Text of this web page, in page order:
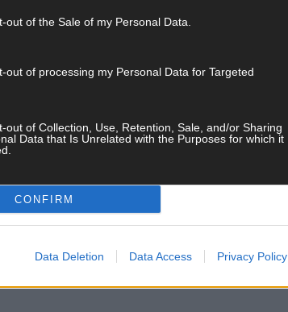
out of the Sale of my Personal Data.
out of processing my Personal Data for Targeted
out of Collection, Use, Retention, Sale, and/or Sharing
Data that Is Unrelated with the Purposes for which it
CONFIRM
Data Deletion Data Access Privacy Policy